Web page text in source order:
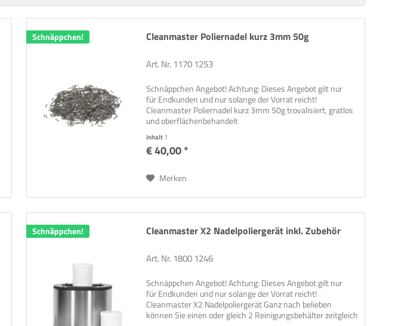
Schnäppchen! Cleanmaster Poliernadel kurz 3mm 50g
Art. Nr. 1170 1253
Schnäppchen Angebot! Achtung: Dieses Angebot gilt nur
für Endkunden und nur solange der Vorrat reicht!
Cleanmaster Poliernadel kurz 3mm 50g trovalisiert, gratlos
und oberflächenbehandelt
Inhalt1
€ 40,00 *
Merken
Schnäppchen! Cleanmaster X2 Nadelpoliergerät inkl. Zubehör
Art. Nr. 1800 1246
Schnäppchen Angebot! Achtung: Dieses Angebot gilt nur
für Endkunden und nur solange der Vorrat reicht!
Cleanmaster X2 Nadelpoliergerät Ganz nach belieben
können Sie einen oder gleich 2 Reinigungsbehälter zeitgleich